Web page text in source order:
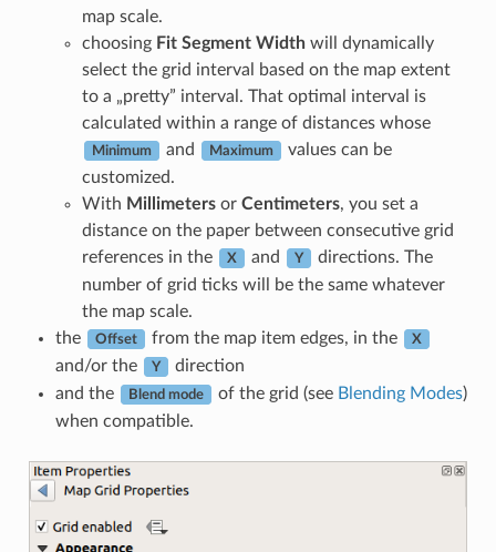
map scale.
choosing Fit Segment Widthwill dynamically
select the grid interval based on the map extent
to a „pretty” interval. That optimal interval is
calculated within a range of distances whose
Minimum and Maximum
values can be
customized.
With Millimetersor Centimeters, you set a
distance on the paper between consecutive grid
references in the
X and Y
directions. The
number of grid ticks will be the same whatever
the map scale.
the
Offset from the map item edges, in the X
and/or the Y
direction
and the
Blend mode of the grid (see Blending Modes)
when compatible.